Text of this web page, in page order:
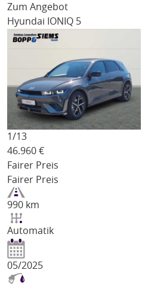
Zum Angebot
Hyundai IONIQ 5
1/13
46.960 €
Fairer Preis
Fairer Preis
990 km
Automatik
05/2025